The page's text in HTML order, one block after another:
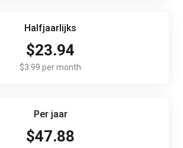
Halfjaarlijks
$23.94
$3.99 per month
Per jaar
$47.88